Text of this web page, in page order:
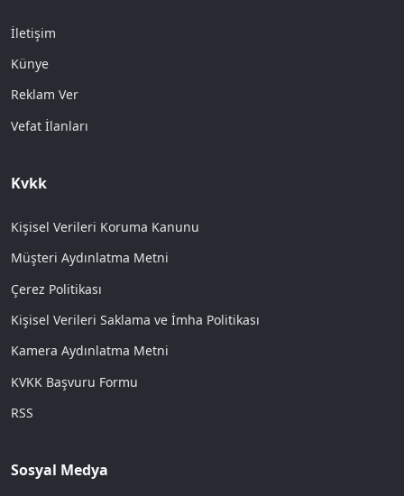
İletişim
Künye
Reklam Ver
Vefat İlanları
Kvkk
Kişisel Verileri Koruma Kanunu
Müşteri Aydınlatma Metni
Çerez Politikası
Kişisel Verileri Saklama ve İmha Politikası
Kamera Aydınlatma Metni
KVKK Başvuru Formu
RSS
Sosyal Medya